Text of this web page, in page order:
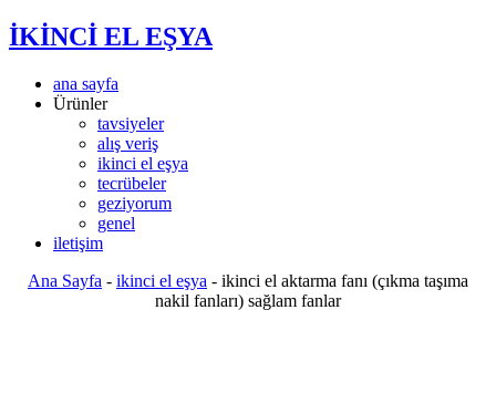
İKİNCİ EL EŞYA
ana sayfa
Ürünler
tavsiyeler
alış veriş
ikinci el eşya
tecrübeler
geziyorum
genel
iletişim
Ana Sayfa - ikinci el eşya - ikinci el aktarma fanı (çıkma taşıma
nakil fanları) sağlam fanlar